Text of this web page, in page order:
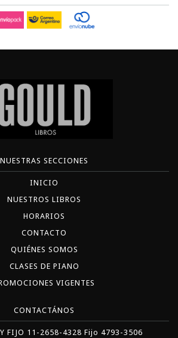
NUESTRAS SECCIONES
INICIO
NUESTROS LIBROS
HORARIOS
CONTACTO
QUIÉNES SOMOS
CLASES DE PIANO
VIGENTES
CONTACTÁNOS
Y FIJO 11-2658-4328 Fijo 4793-3506